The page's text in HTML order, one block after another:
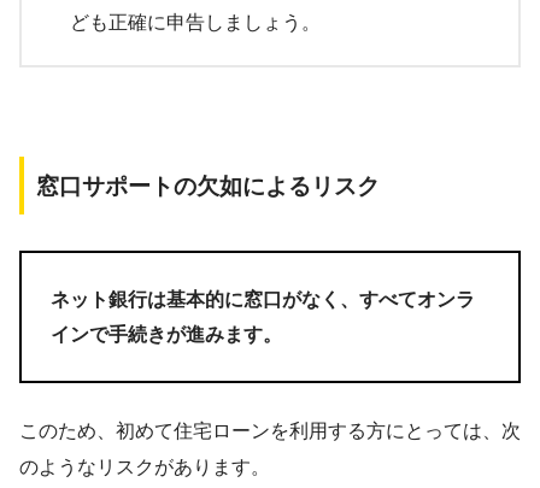
ども正確に申告しましょう。
窓口サポートの欠如によるリスク
ネット銀行は基本的に窓口がなく、すべてオンラ
インで手続きが進みます。
このため、初めて住宅ローンを利用する方にとっては、次
のようなリスクがあります。